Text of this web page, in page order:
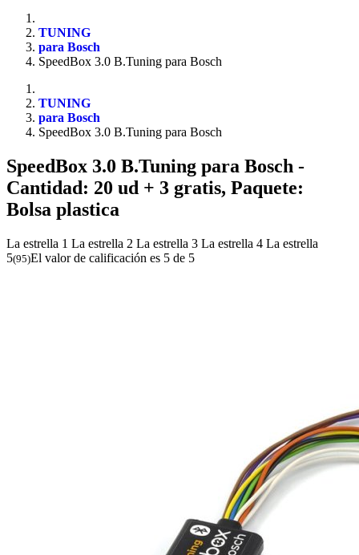
TUNING
para Bosch
SpeedBox 3.0 B.Tuning para Bosch
TUNING
para Bosch
SpeedBox 3.0 B.Tuning para Bosch
SpeedBox 3.0 B.Tuning para Bosch -
Cantidad: 20 ud + 3 gratis, Paquete:
Bolsa plastica
La estrella 1 La estrella 2 La estrella 3 La estrella 4 La estrella
5(95)El valor de calificación es 5 de 5